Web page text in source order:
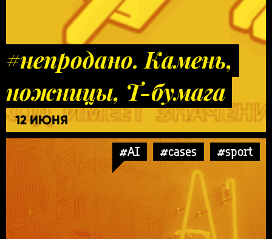
#непродано. Камень,
ножницы, Т-бумага
12 ИЮНЯ
#AI #cases #sport